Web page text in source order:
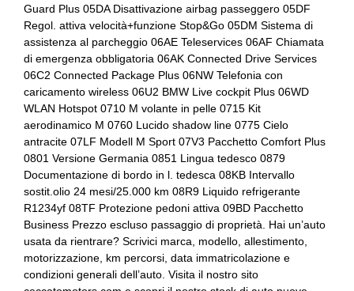
Illuminazione abitacolo
Indicatore cambio marcia
Inserti in acciaio esterni
Interni personalizzazione colori
Kit estetico
Maniglie esterne in tinta
Pacchetto
Pacchetto sicurezza
Paraurti in tinta
Chiavi e telecomandi
Cinture di sicurezza
Climatizzatore automatico
Comandi al volante
Controllo della stabilità
Cornering brake control
Differenziale autobloccante elettronico
Fari a led
Guard Plus 05DA Disattivazione airbag passeggero 05DF
Regol. attiva velocità+funzione Stop&Go 05DM Sistema di
assistenza al parcheggio 06AE Teleservices 06AF Chiamata
di emergenza obbligatoria 06AK Connected Drive Services
06C2 Connected Package Plus 06NW Telefonia con
caricamento wireless 06U2 BMW Live cockpit Plus 06WD
WLAN Hotspot 0710 M volante in pelle 0715 Kit
aerodinamico M 0760 Lucido shadow line 0775 Cielo
antracite 07LF Modell M Sport 07V3 Pacchetto Comfort Plus
0801 Versione Germania 0851 Lingua tedesco 0879
Documentazione di bordo in l. tedesca 08KB Intervallo
sostit.olio 24 mesi/25.000 km 08R9 Liquido refrigerante
R1234yf 08TF Protezione pedoni attiva 09BD Pacchetto
Business Prezzo escluso passaggio di proprietà. Hai un’auto
usata da rientrare? Scrivici marca, modello, allestimento,
motorizzazione, km percorsi, data immatricolazione e
condizioni generali dell’auto. Visita il nostro sito